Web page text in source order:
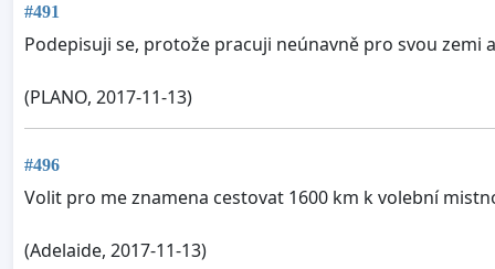
#491
Podepisuji se, protože pracuji neúnavně pro svou zemi
(PLANO, 2017-11-13)
#496
Volit pro me znamena cestovat 1600 km k volební
(Adelaide, 2017-11-13)